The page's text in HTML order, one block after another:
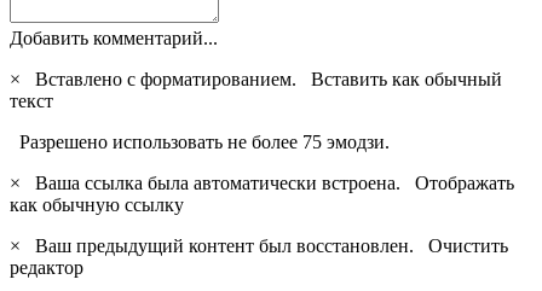
Добавить комментарий...
×
Вставлено с форматированием. Вставить как обычный
текст
Разрешено использовать не более 75 эмодзи.
×
Ваша ссылка была автоматически встроена. Отображать
как обычную ссылку
×
Ваш предыдущий контент был восстановлен. Очистить
редактор